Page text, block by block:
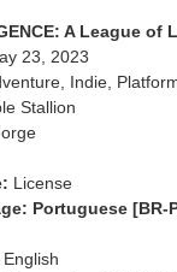
A League of
23, 2023
Indie,
Stallion
License
Portuguese [BR-
English